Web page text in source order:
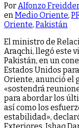
Por Alfonzo
en Medio Oriente,
Oriente, Pakistán
El ministro de
Araqchi, llegó este
Pakistán, en un
Estados Unidos
Oriente, anunció el
«sostendrá
para abordar los
así como los
estabilidad»,
Exteriores, Ishaq